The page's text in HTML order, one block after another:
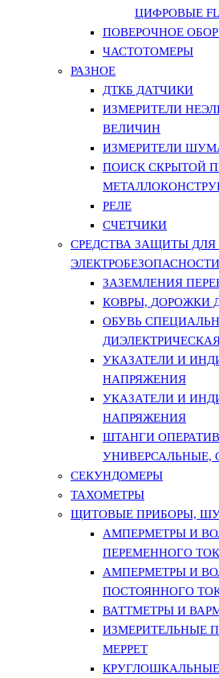
ЦИФРОВЫЕ
ПОВЕРОЧНОЕ
ЧАСТОТОМЕРЫ
РАЗНОЕ
ДТКБ ДАТЧИКИ
ИЗМЕРИТЕЛИ
ВЕЛИЧИН
ИЗМЕРИТЕЛИ
ПОИСК СКРЫТОЙ
РЕЛЕ
СЧЕТЧИКИ
СРЕДСТВА ЗАЩИТЫ
ЭЛЕКТРОБЕЗОПАСНОСТИ
ЗАЗЕМЛЕНИЯ
КОВРЫ, ДОРОЖКИ
ОБУВЬ
УКАЗАТЕЛИ И
НАПРЯЖЕНИЯ
УКАЗАТЕЛИ И
НАПРЯЖЕНИЯ
ШТАНГИ
УНИВЕРСАЛЬНЫЕ,
СЕКУНДОМЕРЫ
ТАХОМЕТРЫ
ЩИТОВЫЕ ПРИБОРЫ,
АМПЕРМЕТРЫ И
ПЕРЕМЕННОГО
АМПЕРМЕТРЫ И
ПОСТОЯННОГО
ВАТТМЕТРЫ И
ИЗМЕРИТЕЛЬНЫЕ
МЕРРЕТ